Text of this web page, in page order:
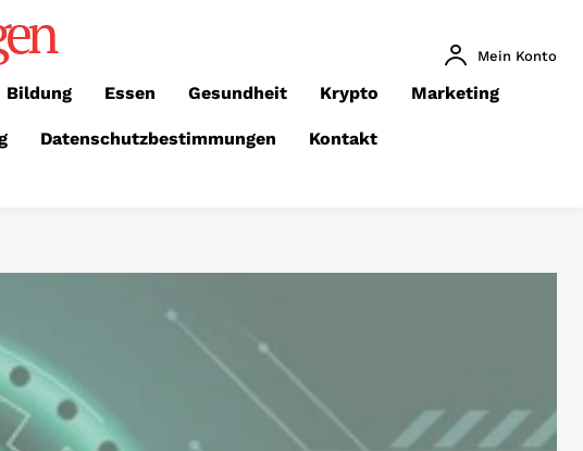
Mein Konto
Bildung Essen Gesundheit Krypto Marketing
Datenschutzbestimmungen Kontakt